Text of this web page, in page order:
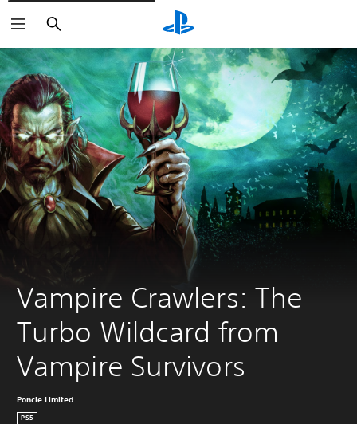
Buscar
Vampire Crawlers: The
Turbo Wildcard from
Vampire Survivors
Poncle Limited
PS5